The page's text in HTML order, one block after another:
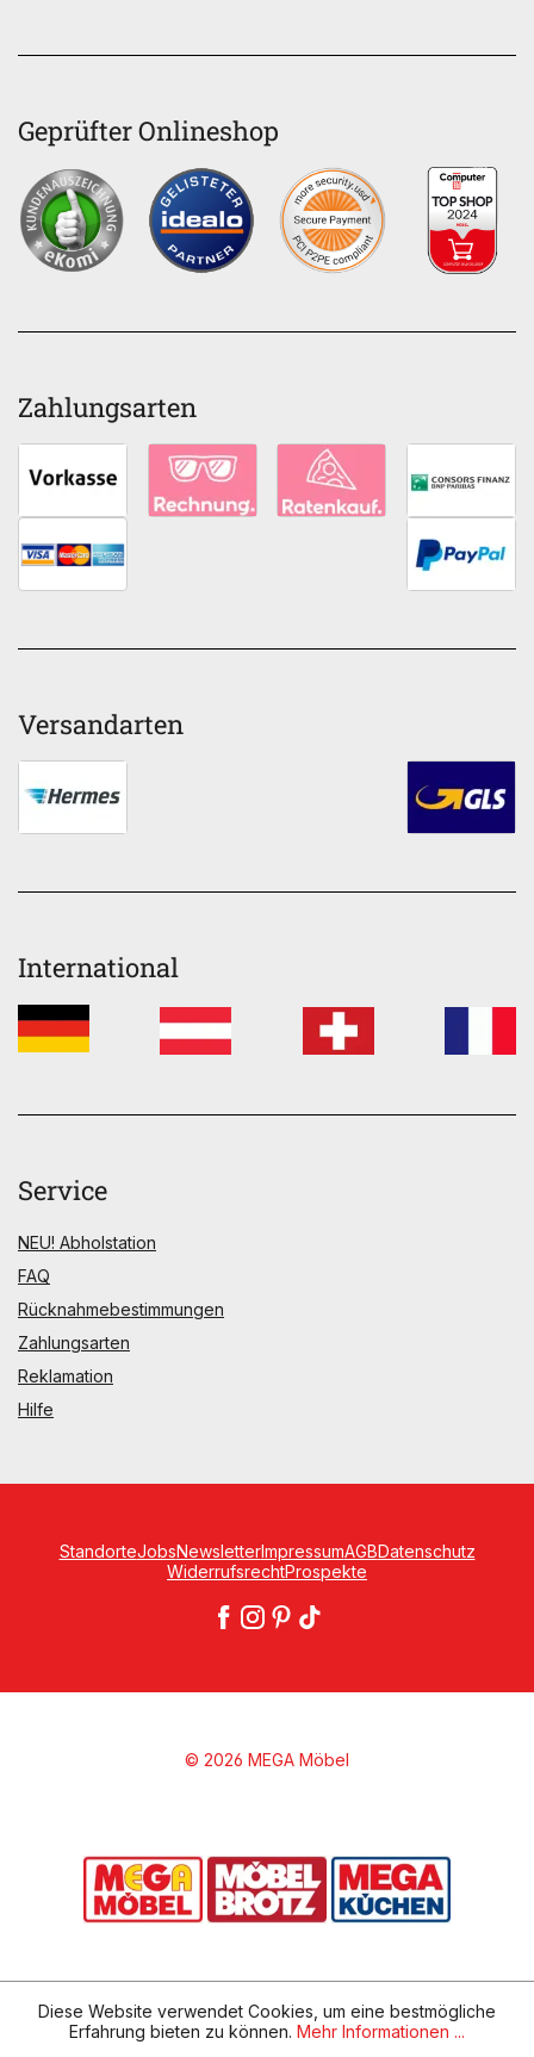
Geprüfter Onlineshop
Zahlungsarten
Versandarten
International
Service
NEU! Abholstation
FAQ
Rücknahmebestimmungen
Zahlungsarten
Reklamation
Hilfe
StandorteJobsNewsletterImpressumAGBDatenschutz
WiderrufsrechtProspekte
© 2026 MEGA Möbel
Diese Website verwendet Cookies, um eine bestmögliche
Erfahrung bieten zu können. Mehr Informationen ...